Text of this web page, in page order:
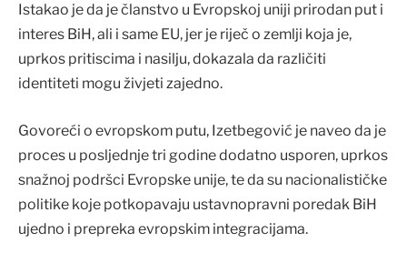
Istakao je da je članstvo u Evropskoj uniji prirodan put i
interes BiH, ali i same EU, jer je riječ o zemlji koja je,
uprkos pritiscima i nasilju, dokazala da različiti
identiteti mogu živjeti zajedno.
Govoreći o evropskom putu, Izetbegović je naveo da je
proces u posljednje tri godine dodatno usporen, uprkos
snažnoj podršci Evropske unije, te da su nacionalističke
politike koje potkopavaju ustavnopravni poredak BiH
ujedno i prepreka evropskim integracijama.